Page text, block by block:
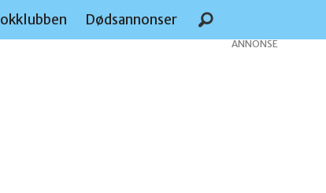
Dødsannonser
ANNONSE